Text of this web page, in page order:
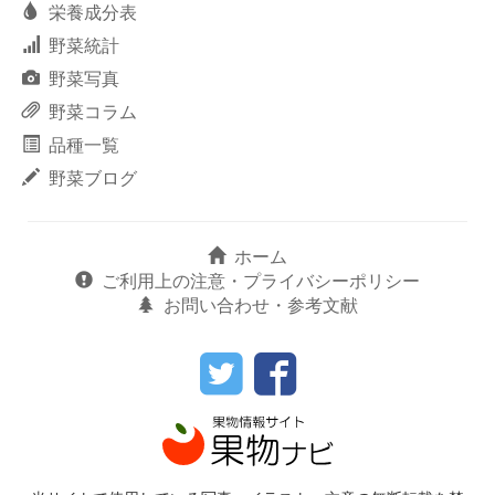
栄養成分表
野菜統計
野菜写真
野菜コラム
品種一覧
野菜ブログ
ホーム
ご利用上の注意・プライバシーポリシー
お問い合わせ・参考文献